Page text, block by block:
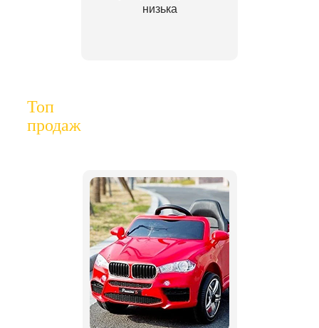
низька
Топ
продаж